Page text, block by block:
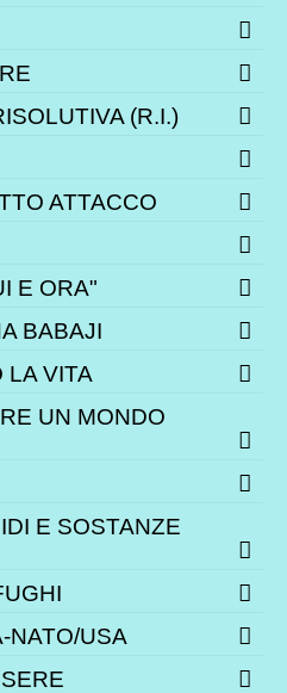
(R.I.)
ATTACCO
E ORA"
BABAJI
LA VITA
UN MONDO
E SOSTANZE
NATO/USA